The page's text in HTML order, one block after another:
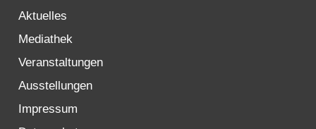
Aktuelles
Mediathek
Veranstaltungen
Ausstellungen
Impressum